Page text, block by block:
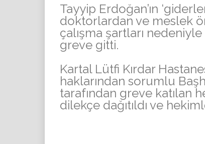
Tayyip Erdoğan’ın
doktorlardan ve meslek
çalışma şartları
greve gitti.
Kartal Lütfi Kırdar
haklarından sorumlu
tarafından greve katılan
dilekçe dağıtıldı ve